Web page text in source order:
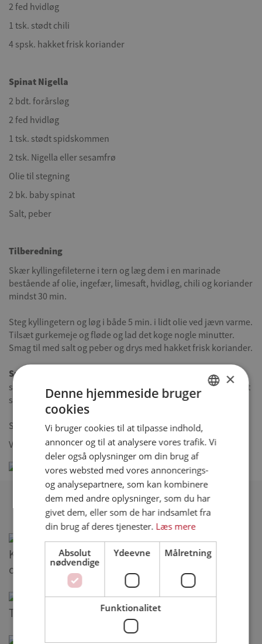
2 fed hvidløg
1 tsk. stødt chili
4 spsk. hakket frisk koriander
Spinat Nigella
2 bdt. forårsløg
2 fed hvidløg
1 tsk. stødt spidskommen
2 tsk. Nigella eller sesamfrø
Olie til stegning
2 bk. baby spinat
Salt, peber
Tilberedning
Skær kyllingefileterne i tern og læg dem i en marinade
bestående af olie, ingefær, limesaft, hvidløg, chili og koriander
mindst 30 min.
Steg kyllingetern og løg i både 5 min. i lidt olie ved jævn varme.
Tilsæt gurkemeje og fløde og lad det koge nogle minutter.
Smag til med salt og peber og drys med hakket frisk koriander.
Spinat Nigella:
Lynsteg snittede forårsløg 2-3 min. i lidt olie
sammen med hvidløg i skiver, spidskommen og nigelle. Tilsæt
spinat og lynsteg 1 min. Smag til med salt og peber.
Server med naanbrød.
Velbekomme!
Relaterede opskrifter
Kokospaneret Minutfilet og speltsalat m/bønner
og krydrede grøntsager
Tartelet pirogger med grøntsagspindemadder
ENGLISH
SPANISH
GERMAN
×
Denne hjemmeside bruger
cookies
Vi bruger cookies til at tilpasse indhold,
annoncer og til at analysere vores trafik. Vi
deler også oplysninger om din brug af
vores websted med vores annoncerings-
og analysepartnere, som kan kombinere
dem med andre oplysninger, som du har
givet dem, eller som de har indsamlet fra
din brug af deres tjenester. Læs mere
Absolut
nødvendige
Ydeevne Målretning
Funktionalitet